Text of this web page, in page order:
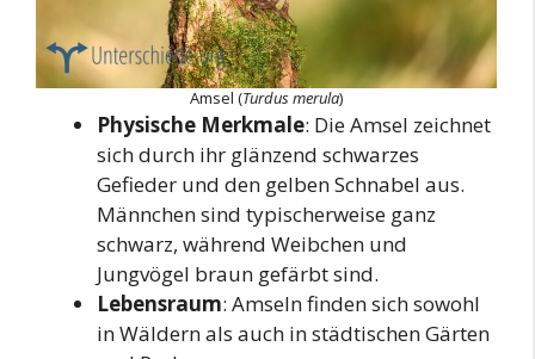
Amsel (Turdus merula)
Physische Merkmale: Die Amsel zeichnet
sich durch ihr glänzend schwarzes
Gefieder und den gelben Schnabel aus.
Männchen sind typischerweise ganz
schwarz, während Weibchen und
Jungvögel braun gefärbt sind.
Lebensraum: Amseln finden sich sowohl
in Wäldern als auch in städtischen Gärten